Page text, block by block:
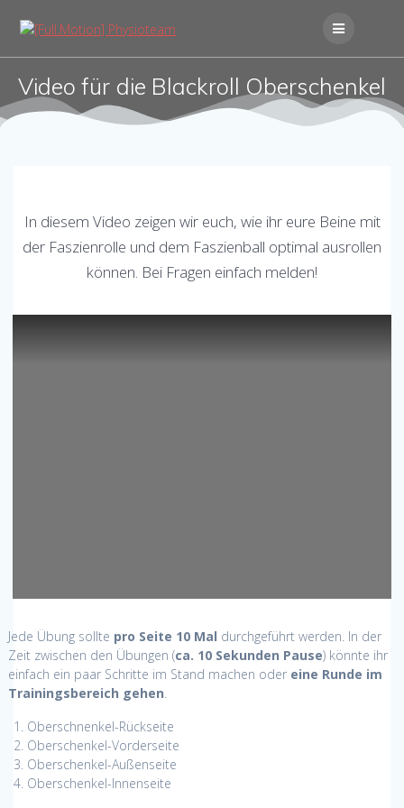
Video für die Blackroll Oberschenkel
In diesem Video zeigen wir euch, wie ihr eure Beine mit
der Faszienrolle und dem Faszienball optimal ausrollen
können. Bei Fragen einfach melden!
Jede Übung sollte pro Seite 10 Mal durchgeführt werden. In der
Zeit zwischen den Übungen (ca. 10 Sekunden Pause) könnte ihr
einfach ein paar Schritte im Stand machen oder eine Runde im
Trainingsbereich gehen
Oberschnenkel-Rückseite
Oberschenkel-Vorderseite
Oberschenkel-Außenseite
Oberschenkel-Innenseite